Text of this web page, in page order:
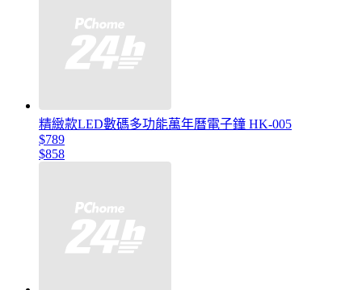
精緻款LED數碼多功能萬年曆電子鐘 HK-005
$789
$858